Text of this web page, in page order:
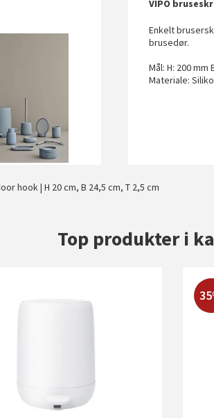
VIPO
Enkelt
brusedør.
Mål: H: 200 mm
Materiale:
hook | H 20 cm, B 24,5 cm, T 2,5 cm
Top produkter i